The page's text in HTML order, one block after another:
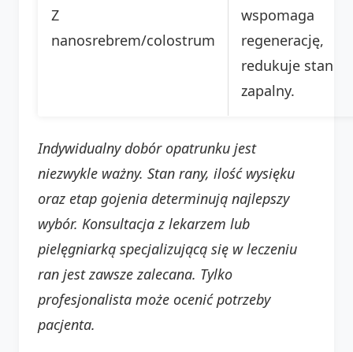
Z
nanosrebrem/colostrum
wspomaga
regenerację,
redukuje stan
zapalny.
Indywidualny dobór opatrunku jest
niezwykle ważny. Stan rany, ilość wysięku
oraz etap gojenia determinują najlepszy
wybór. Konsultacja z lekarzem lub
pielęgniarką specjalizującą się w leczeniu
ran jest zawsze zalecana. Tylko
profesjonalista może ocenić potrzeby
pacjenta.